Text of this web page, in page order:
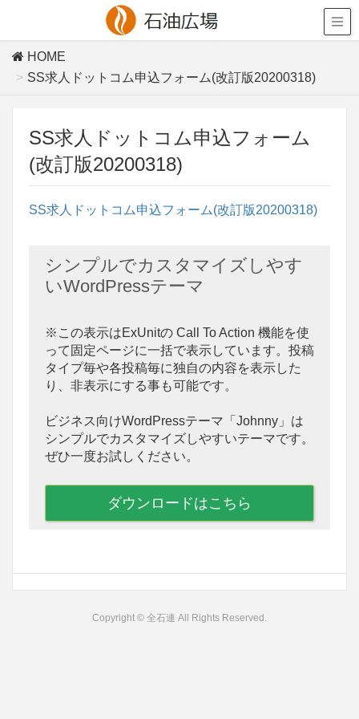
HOME
SS求人ドットコム申込フォーム(改訂版20200318)
SS求人ドットコム申込フォーム
(改訂版20200318)
SS求人ドットコム申込フォーム(改訂版20200318)
シンプルでカスタマイズしやす
いWordPressテーマ
※この表示はExUnitの Call To Action 機能を使
って固定ページに一括で表示しています。投稿
タイプ毎や各投稿毎に独自の内容を表示した
り、非表示にする事も可能です。
ビジネス向けWordPressテーマ「Johnny」は
シンプルでカスタマイズしやすいテーマです。
ぜひ一度お試しください。
ダウンロードはこちら
Copyright © 全石連 All Rights Reserved.